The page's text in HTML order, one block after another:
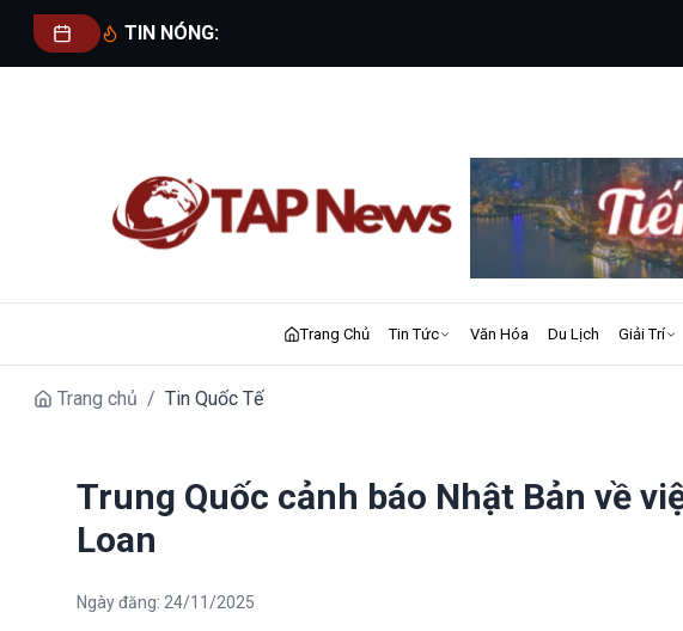
TIN NÓNG:
Trang Chủ Tin Tức Văn Hóa Du Lịch Giải Trí
Trang chủ / Tin Quốc Tế
Trung Quốc cảnh báo Nhật Bản về
Loan
Ngày đăng: 24/11/2025